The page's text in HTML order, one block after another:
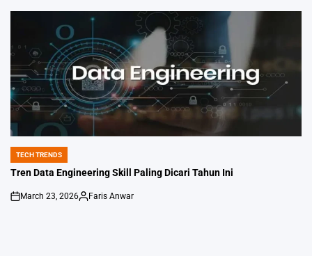
POSTED
IN
TECH TRENDS
Tren Data Engineering Skill Paling Dicari Tahun Ini
on
March 23, 2026
Posted
Faris Anwar